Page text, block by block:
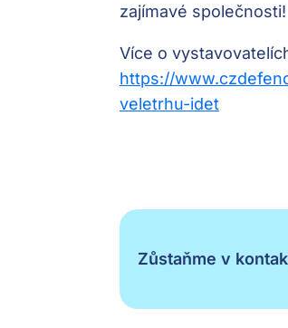
zajímavé společnosti!
Více o
https://
veletrhu-idet
Zůstaňme v